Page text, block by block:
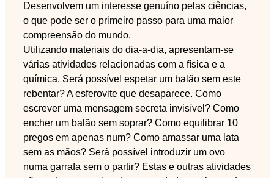
Desenvolvem um interesse genuíno pelas ciências,
o que pode ser o primeiro passo para uma maior
compreensão do mundo.
Utilizando materiais do dia-a-dia, apresentam-se
várias atividades relacionadas com a física e a
química. Será possível espetar um balão sem este
rebentar? A esferovite que desaparece. Como
escrever uma mensagem secreta invisível? Como
encher um balão sem soprar? Como equilibrar 10
pregos em apenas num? Como amassar uma lata
sem as mãos? Será possível introduzir um ovo
numa garrafa sem o partir? Estas e outras atividades